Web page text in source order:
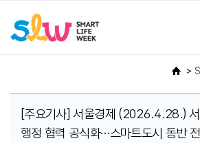
[주요기사] 서울경제 (2026.4.28.) 서
행정 협력 공식화…스마트도시 동반